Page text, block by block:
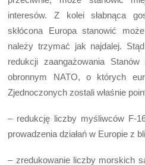
interesów. Z kolei słabnąca
skłócona Europa stanowić
należy trzymać jak najdalej.
redukcji zaangażowania
obronnym NATO, o których
Zjednoczonych zostali właśnie
– redukcję liczby myśliwców F-
prowadzenia działań w Europie z
– zredukowanie liczby morskich